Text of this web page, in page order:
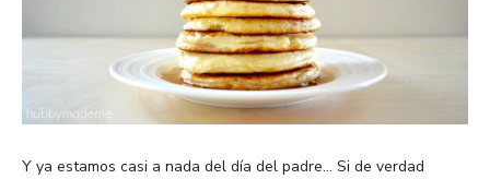
Y ya estamos casi a nada del día del padre… Si de verdad